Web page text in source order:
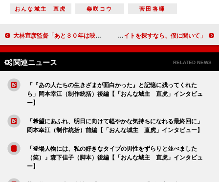
おんな城主 直虎 柴咲コウ 菅田将暉
大林宣彦監督「あと３０年は映画を作る」 窪塚俊介、満島真之介らが感謝の言葉 松坂桃李、クマの声でシャンシャンに対抗！？ 斎藤工「バイトを探すなら、僕に聞いて」
関連ニュース RELATED NEWS
「『あの人たちの生きざまが面白かった』と記憶に残ってくれた
ら」岡本幸江（制作統括）後編【「おんな城主 直虎」インタビュ
ー】
「希望にあふれ、明日に向けて軽やかな気持ちになれる最終回に」
岡本幸江（制作統括）前編【「おんな城主 直虎」インタビュー】
「登場人物には、私の好きなタイプの男性をずらりと並べました
（笑）」森下佳子（脚本）後編【「おんな城主 直虎」インタビュ
ー】